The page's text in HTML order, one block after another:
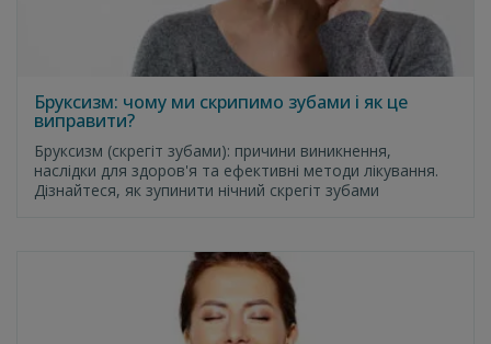
Бруксизм: чому ми скрипимо зубами і як це
виправити?
Бруксизм (скрегіт зубами): причини виникнення,
наслідки для здоров'я та ефективні методи лікування.
Дізнайтеся, як зупинити нічний скрегіт зубами